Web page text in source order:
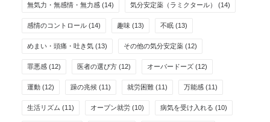
無気力・無感情・無力感 (14) 気分安定薬（ラミクタール） (14)
感情のコントロール (14) 趣味 (13) 不眠 (13)
めまい・頭痛・吐き気 (13) その他の気分安定薬 (12)
罪悪感 (12) 医者の選び方 (12) オーバードーズ (12)
運動 (12) 躁の兆候 (11) 就労困難 (11) 万能感 (11)
生活リズム (11) オープン就労 (10) 病気を受け入れる (10)